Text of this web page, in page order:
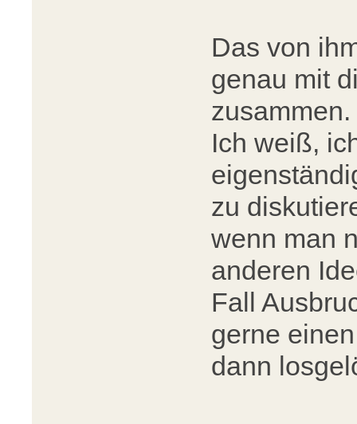
Das von
genau mit
zusammen.
Ich weiß,
zu
wenn man
anderen
Fall
gerne
dann